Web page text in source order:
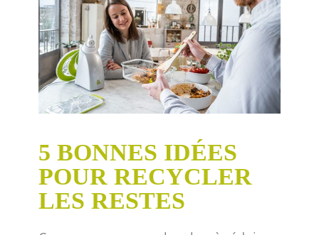
5 BONNES IDÉES
POUR RECYCLER
LES RESTES